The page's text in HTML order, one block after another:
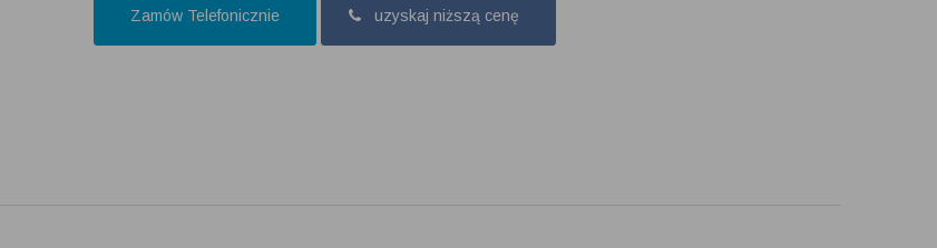
Zamów Telefonicznie uzyskaj niższą cenę